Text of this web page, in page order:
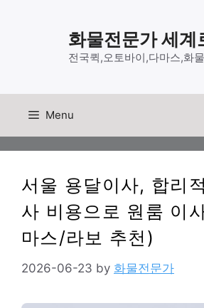
화물전문가 세계
전국퀵,오토바이,다마스,화
Menu
서울 용달이사, 합리
사 비용으로 원룸 이
마스/라보 추천)
2026-06-23 by 화물전문가